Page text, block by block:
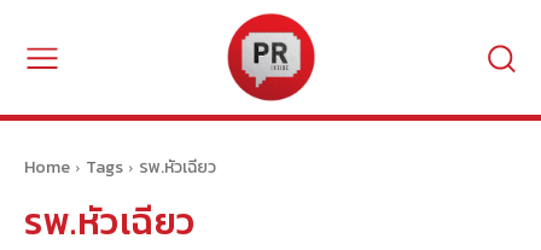
Home Tags รพ.หัวเฉียว
รพ.หัวเฉียว